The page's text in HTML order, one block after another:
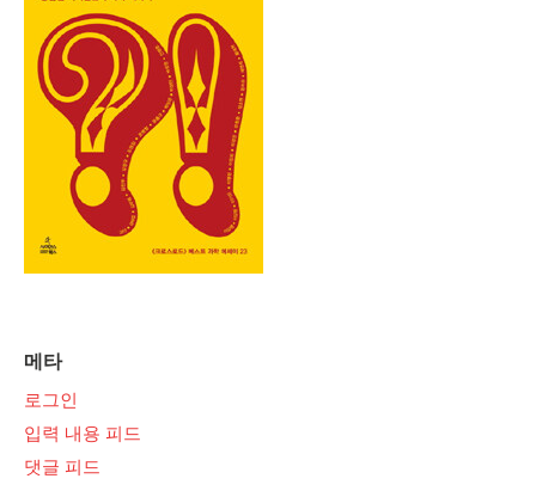
메타
로그인
입력 내용 피드
댓글 피드